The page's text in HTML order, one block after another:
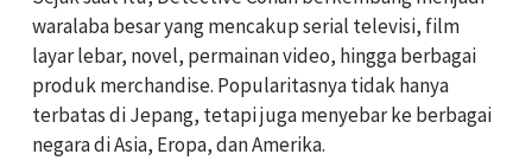
waralaba besar yang mencakup serial televisi, film
layar lebar, novel, permainan video, hingga berbagai
produk merchandise. Popularitasnya tidak hanya
terbatas di Jepang, tetapi juga menyebar ke berbagai
negara di Asia, Eropa, dan Amerika.